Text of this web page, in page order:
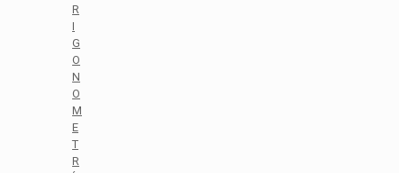
R
I
G
O
N
O
M
E
T
R